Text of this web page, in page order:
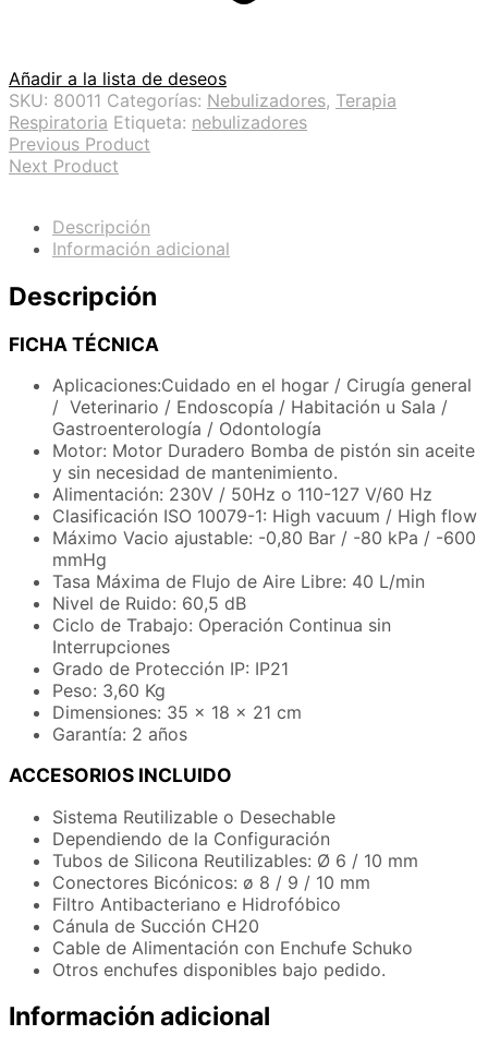
Añadir a la lista de deseos
SKU: 80011 Categorías: Nebulizadores, Terapia
Respiratoria Etiqueta: nebulizadores
Previous Product
Next Product
Descripción
Información adicional
Descripción
FICHA TÉCNICA
Aplicaciones:Cuidado en el hogar / Cirugía general
/ Veterinario / Endoscopía / Habitación u Sala /
Gastroenterología / Odontología
Motor: Motor Duradero Bomba de pistón sin aceite
y sin necesidad de mantenimiento.
Alimentación: 230V / 50Hz o 110-127 V/60 Hz
Clasificación ISO 10079-1: High vacuum / High flow
Máximo Vacio ajustable: -0,80 Bar / -80 kPa / -600
mmHg
Tasa Máxima de Flujo de Aire Libre: 40 L/min
Nivel de Ruido: 60,5 dB
Ciclo de Trabajo: Operación Continua sin
Interrupciones
Grado de Protección IP: IP21
Peso: 3,60 Kg
Dimensiones: 35 x 18 x 21 cm
Garantía: 2 años
ACCESORIOS INCLUIDO
Sistema Reutilizable o Desechable
Dependiendo de la Configuración
Tubos de Silicona Reutilizables: Ø 6 / 10 mm
Conectores Bicónicos: ø 8 / 9 / 10 mm
Filtro Antibacteriano e Hidrofóbico
Cánula de Succión CH20
Cable de Alimentación con Enchufe Schuko
Otros enchufes disponibles bajo pedido.
Información adicional